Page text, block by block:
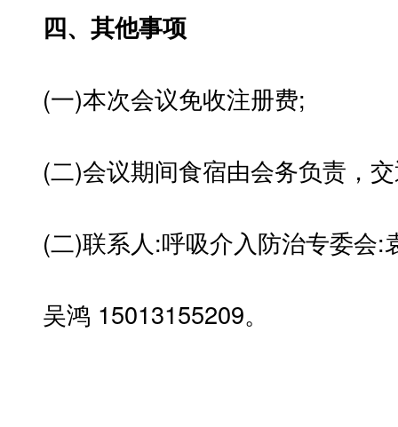
四、其他事项
(一)本次会议免收注册费;
(二)会议期间食宿由会务负责，
(二)联系人:呼吸介入防治专委会:
吴鸿 15013155209。